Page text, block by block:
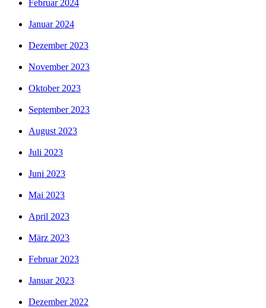
Februar 2024
Januar 2024
Dezember 2023
November 2023
Oktober 2023
September 2023
August 2023
Juli 2023
Juni 2023
Mai 2023
April 2023
März 2023
Februar 2023
Januar 2023
Dezember 2022